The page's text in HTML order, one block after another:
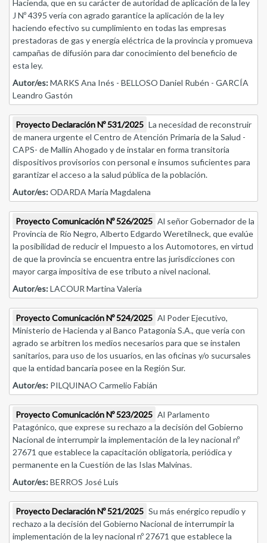
Hacienda, que en su carácter de autoridad de aplicación de la ley
J Nº 4395 vería con agrado garantice la aplicación de la ley
haciendo efectivo su cumplimiento en todas las empresas
prestadoras de gas y energía eléctrica de la provincia y promueva
campañas de difusión para dar conocimiento del beneficio de
esta ley.
Autor/es:MARKS Ana Inés - BELLOSO Daniel Rubén - GARCÍA
Leandro Gastón
Proyecto Declaración Nº 531/2025 La necesidad de reconstruir
de manera urgente el Centro de Atención Primaria de la Salud -
CAPS- de Mallín Ahogado y de instalar en forma transitoria
dispositivos provisorios con personal e insumos suficientes para
garantizar el acceso a la salud pública de la población.
Autor/es:ODARDA María Magdalena
Proyecto Comunicación Nº 526/2025 Al señor Gobernador de la
Provincia de Río Negro, Alberto Edgardo Weretilneck, que evalúe
la posibilidad de reducir el Impuesto a los Automotores, en virtud
de que la provincia se encuentra entre las jurisdicciones con
mayor carga impositiva de ese tributo a nivel nacional.
Autor/es:LACOUR Martina Valeria
Proyecto Comunicación Nº 524/2025 Al Poder Ejecutivo,
Ministerio de Hacienda y al Banco Patagonia S.A., que vería con
agrado se arbitren los medios necesarios para que se instalen
sanitarios, para uso de los usuarios, en las oficinas y/o sucursales
que la entidad bancaria posee en la Región Sur.
Autor/es: PILQUINAO Carmelio Fabián
Proyecto Comunicación Nº 523/2025 Al Parlamento
Patagónico, que exprese su rechazo a la decisión del Gobierno
Nacional de interrumpir la implementación de la ley nacional nº
27671 que establece la capacitación obligatoria, periódica y
permanente en la Cuestión de las Islas Malvinas.
Autor/es:BERROS José Luis
Proyecto Declaración Nº 521/2025 Su más enérgico repudio y
rechazo a la decisión del Gobierno Nacional de interrumpir la
implementación de la ley nacional nº 27671 que establece la